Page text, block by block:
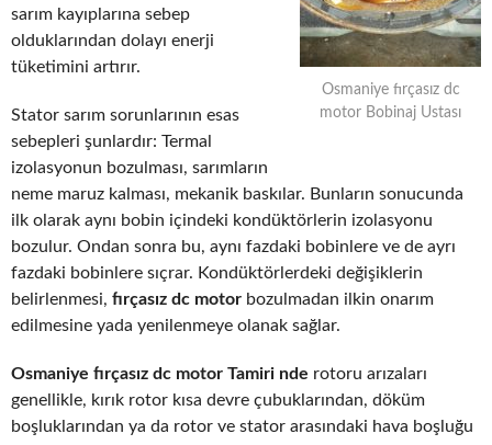
Osmaniye fırçasız dc
motor Bobinaj Ustası
sarım kayıplarına sebep
olduklarından dolayı enerji
tüketimini artırır.
Stator sarım sorunlarının esas
sebepleri şunlardır: Termal
izolasyonun bozulması, sarımların
neme maruz kalması, mekanik baskılar. Bunların sonucunda
ilk olarak aynı bobin içindeki kondüktörlerin izolasyonu
bozulur. Ondan sonra bu, aynı fazdaki bobinlere ve de ayrı
fazdaki bobinlere sıçrar. Kondüktörlerdeki değişiklerin
belirlenmesi, fırçasız dc motor bozulmadan ilkin onarım
edilmesine yada yenilenmeye olanak sağlar.
Osmaniye fırçasız dc motor Tamiri nde rotoru arızaları
genellikle, kırık rotor kısa devre çubuklarından, döküm
boşluklarından ya da rotor ve stator arasındaki hava boşluğu